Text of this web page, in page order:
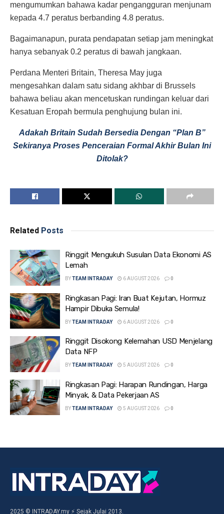
mengumumkan bahawa kadar pengangguran menjunam
kepada 4.7 peratus berbanding 4.8 peratus.
Bagaimanapun, purata pendapatan setiap jam meningkat
hanya sebanyak 0.2 peratus di bawah jangkaan.
Perdana Menteri Britain, Theresa May juga
mengesahkan dalam satu sidang akhbar di Brussels
bahawa beliau akan mencetuskan rundingan keluar dari
Kesatuan Eropah bermula penghujung bulan ini.
Adakah Britain Sudah Bersedia Dengan “Plan B”
Sekiranya Proses Penceraian Formal Akhir Bulan Ini
Ditolak?
Related Posts
Ringgit Mengukuh Susulan Data Ekonomi AS
Lemah
BYTEAM INTRADAY 6 AUGUST 2026 0
Ringkasan Pagi: Iran Buat Kejutan, Hormuz
Hampir Dibuka Semula!
BYTEAM INTRADAY 6 AUGUST 2026 0
Ringgit Disokong Kelemahan USD Menjelang
Data NFP
BYTEAM INTRADAY 5 AUGUST 2026 0
Ringkasan Pagi: Harapan Rundingan, Harga
Minyak, & Data Pekerjaan AS
BYTEAM INTRADAY 5 AUGUST 2026 0
2025 © INTRADAY.my ⚡ Sejak Julai 2013.